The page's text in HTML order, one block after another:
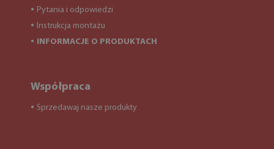
● Pytania i odpowiedzi
● Instrukcja montażu
● INFORMACJE O PRODUKTACH
Współpraca
● Sprzedawaj nasze produkty